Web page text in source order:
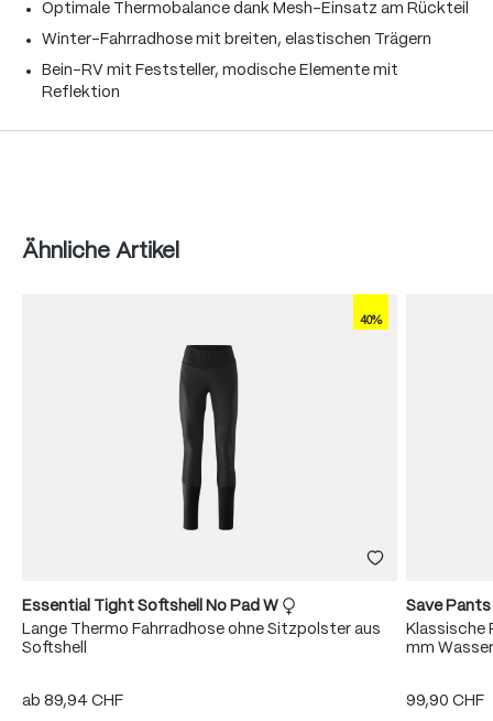
Optimale Thermobalance dank Mesh-Einsatz am Rückteil
Winter-Fahrradhose mit breiten, elastischen Trägern
Bein-RV mit Feststeller, modische Elemente mit
Reflektion
Produktgalerie überspringen
Ähnliche Artikel
40%
Essential Tight Softshell No Pad W
Lange Thermo Fahrradhose ohne Sitzpolster aus
Softshell
ab 89,94 CHF
Save
Klassische
mm
99,90 CHF